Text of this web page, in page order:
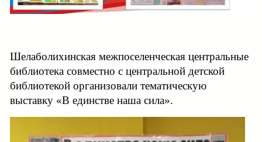
Шелаболихинская межпоселенческая центральные
библиотека совместно с центральной детской
библиотекой организовали тематическую
выставку «В единстве наша сила».